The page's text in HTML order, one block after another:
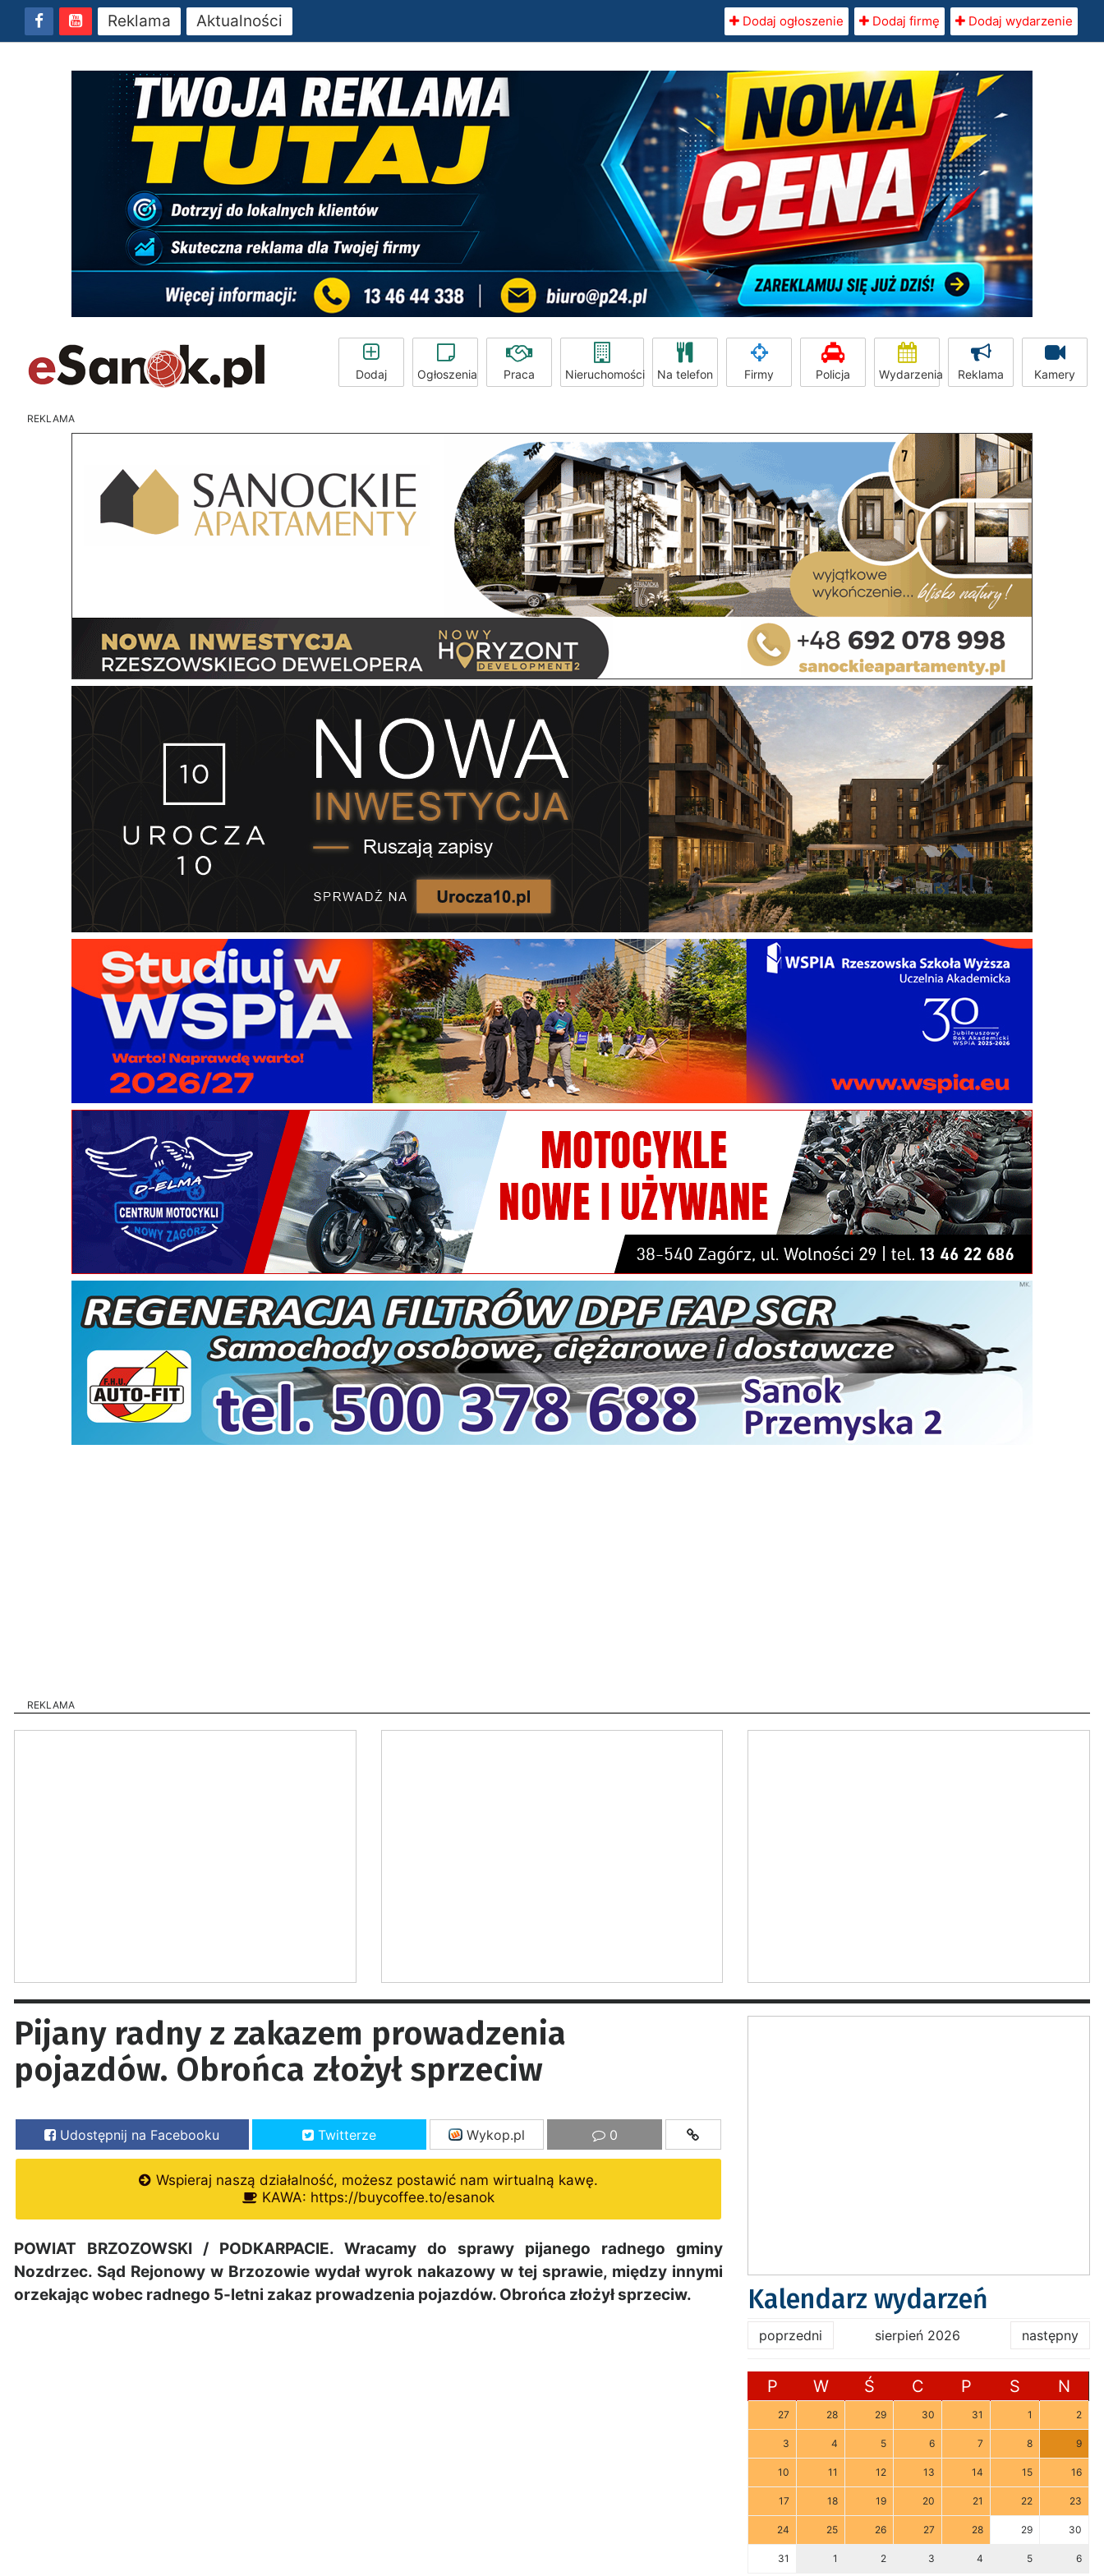
Reklama Aktualności Dodaj ogłoszenie Dodaj firmę Dodaj wydarzenie
Dodaj Ogłoszenia Praca Nieruchomości Na telefon Firmy Policja Wydarzenia Reklama Kamery
REKLAMA
REKLAMA
Pijany radny z zakazem prowadzenia
pojazdów. Obrońca złożył sprzeciw
Udostępnij na Facebooku Twitterze Wykop.pl 0
Wspieraj naszą działalność, możesz postawić nam wirtualną kawę.
KAWA: https://buycoffee.to/esanok
POWIAT BRZOZOWSKI / PODKARPACIE. Wracamy do sprawy pijanego radnego gminy
Nozdrzec. Sąd Rejonowy w Brzozowie wydał wyrok nakazowy w tej sprawie, między innymi
orzekając wobec radnego 5-letni zakaz prowadzenia pojazdów. Obrońca złożył sprzeciw.
Kalendarz wydarzeń
poprzedni sierpień 2026 następny
P W Ś C P S N
27 28 29 30 31 1 2
3 4 5 6 7 8 9
10 11 12 13 14 15 16
17 18 19 20 21 22 23
24 25 26 27 28 29 30
31 1 2 3 4 5 6